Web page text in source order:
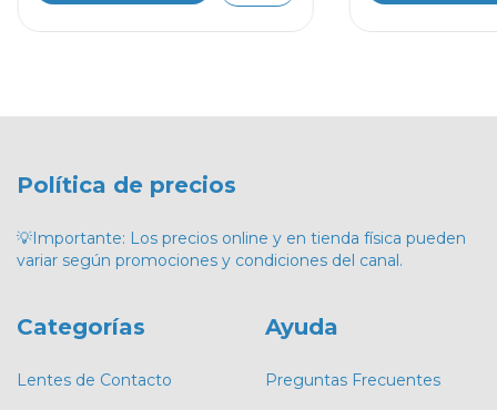
Política de precios
💡Importante: Los precios online y en tienda física pueden
variar según promociones y condiciones del canal.
Categorías
Lentes de Contacto
Ayuda
Preguntas Frecuentes